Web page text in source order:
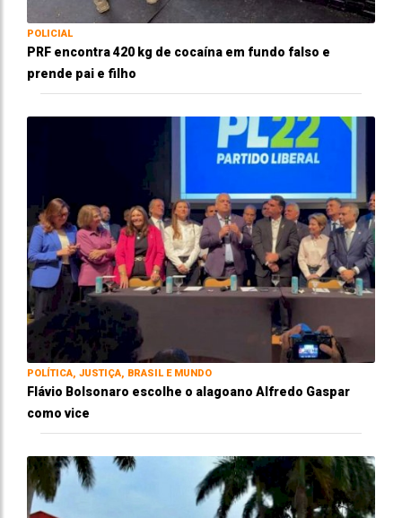
POLICIAL
PRF encontra 420 kg de cocaína em fundo falso e
prende pai e filho
POLÍTICA, JUSTIÇA, BRASIL E MUNDO
Flávio Bolsonaro escolhe o alagoano Alfredo Gaspar
como vice